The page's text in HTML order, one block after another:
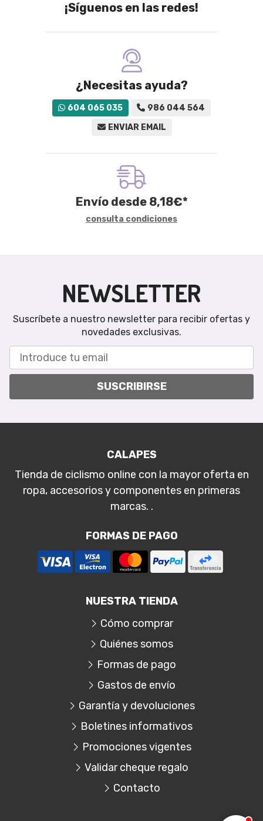
¡Síguenos en las redes!
¿Necesitas ayuda?
604 065 035
986 044 564
ENVIAR EMAIL
Envío desde 8,18€*
consulta condiciones
NEWSLETTER
Suscríbete a nuestro newsletter para recibir ofertas y
novedades exclusivas.
SUSCRIBIRSE
CALAPES
Tienda de ciclismo online con la mayor oferta en
ropa, accesorios y componentes en primeras
marcas. .
FORMAS DE PAGO
NUESTRA TIENDA
Cómo comprar
Quiénes somos
Formas de pago
Gastos de envío
Garantía y devoluciones
Boletines informativos
Promociones vigentes
Validar cheque regalo
Contacto